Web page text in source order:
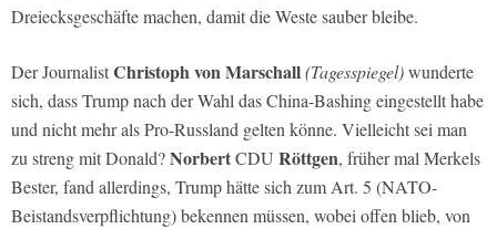
Dreiecksgeschäfte machen, damit die Weste sauber bleibe.
Der JournalistChristoph von Marschall(Tagesspiegel)wunderte
sich, dass Trump nach der Wahl das China-Bashing eingestellt habe
und nicht mehr als Pro-Russland gelten könne. Vielleicht sei man
zu streng mit Donald?NorbertCDU Röttgen, früher mal Merkels
Bester, fand allerdings, Trump hätte sich zum Art. 5 (NATO-
Beistandsverpflichtung) bekennen müssen, wobei offen blieb, von